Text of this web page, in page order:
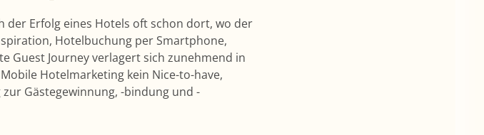
der Erfolg eines Hotels oft schon dort, wo der
Hotelbuchung per Smartphone,
Guest Journey verlagert sich zunehmend in
Hotelmarketing kein Nice-to-have,
Gästegewinnung, -bindung und -